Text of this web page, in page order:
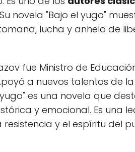
novela "Bajo el yugo"
lucha y anhelo de
fue Ministro de
a nuevos talentos de la
es una novela que
y emocional. Es una
y el espíritu del